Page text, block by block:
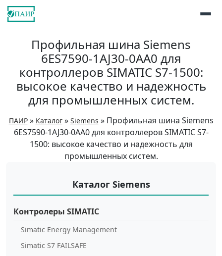
Профильная шина Siemens
6ES7590-1AJ30-0AA0 для
контроллеров SIMATIC S7-1500:
высокое качество и надежность
для промышленных систем.
ПАИР» Каталог» Siemens » Профильная шина Siemens
6ES7590-1AJ30-0AA0 для контроллеров SIMATIC S7-
1500: высокое качество и надежность для
промышленных систем.
Каталог Siemens
Контролеры SIMATIC
Simatic Energy Management
Simatic S7 FAILSAFE